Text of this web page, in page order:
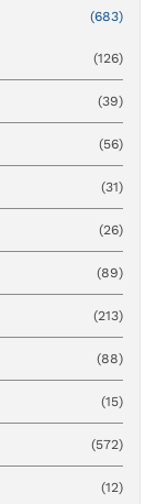
(683)
(126)
(39)
(56)
(31)
(26)
(89)
(213)
(88)
(15)
(572)
(12)